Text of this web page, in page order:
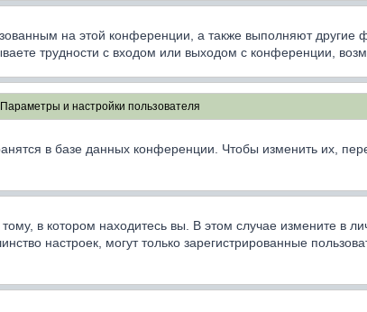
на этой конференции, а также выполняют другие
трудности с входом или выходом с конференции,
Параметры и настройки пользователя
в базе данных конференции. Чтобы изменить их,
в котором находитесь вы. В этом случае измените в
настроек, могут только зарегистрированные